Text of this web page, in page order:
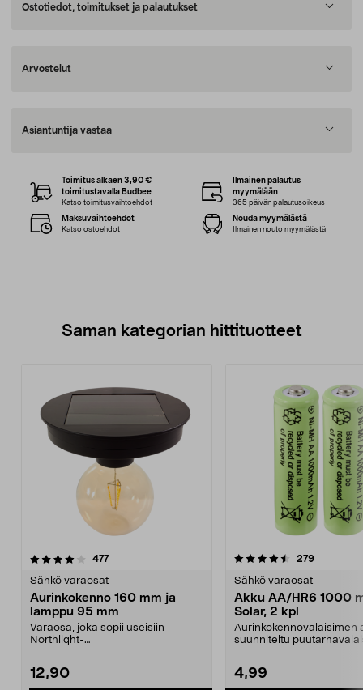
Ostotiedot, toimitukset ja palautukset
Arvostelut
Asiantuntija vastaa
Toimitus alkaen 3,90 €
toimitustavalla Budbee
Katso toimitusvaihtoehdot
Ilmainen palautus
myymälään
365 päivän palautusoikeus
Maksuvaihtoehdot
Katso ostoehdot
Nouda myymälästä
Ilmainen nouto myymälästä
Saman kategorian hittituotteet
477arvostelut
Sähkö varaosat
Aurinkokenno 160 mm ja
lamppu 95 mm
Varaosa, joka sopii useisiin
Northlight-
12,90
4.5 viidestä
279arvostelut
Sähkö varaosat
Akku AA/HR6 1000
Solar, 2 kpl
Aurinkokennovalaisimen
suunniteltu
4,99
4.5 viidestä